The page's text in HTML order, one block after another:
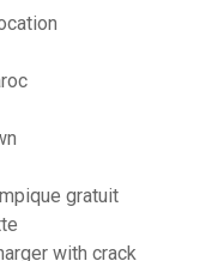
gratuit
with crack